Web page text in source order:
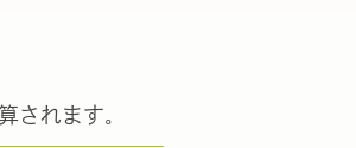
されます。